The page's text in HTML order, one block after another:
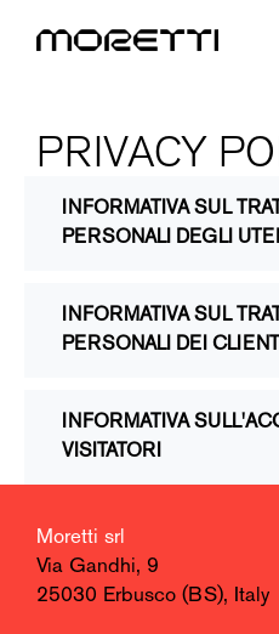
PRIVACY
INFORMATIVA SUL
PERSONALI DEGLI
INFORMATIVA SUL
PERSONALI DEI CLIENTI
INFORMATIVA
VISITATORI
Moretti srl
Via Gandhi, 9
25030 Erbusco (BS), Italy